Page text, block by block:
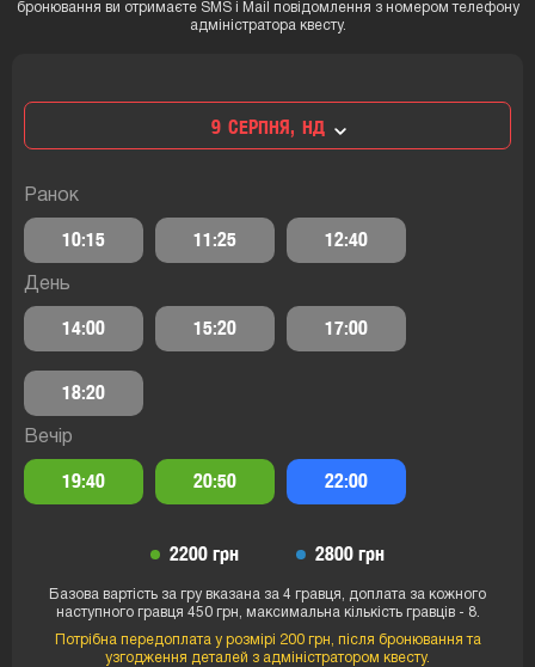
бронювання ви отримаєте SMS і Mail повідомлення з номером телефону
адміністратора квесту.
9 СЕРПНЯ, НД
Ранок
10:15 11:25 12:40
День
14:00 15:20 17:00
18:20
Вечір
19:40 20:50 22:00
2200 грн 2800 грн
Базова вартість за гру вказана за 4 гравця, доплата за кожного
наступного гравця 450 грн, максимальна кількість гравців - 8.
Потрібна передоплата у розмірі 200 грн, після бронювання та
узгодження деталей з адміністратором квесту.